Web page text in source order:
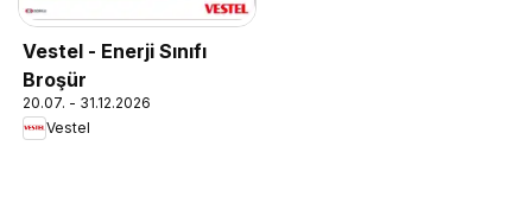
Vestel - Enerji Sınıfı
Broşür
20.07. - 31.12.2026
Vestel